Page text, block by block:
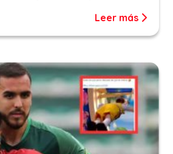
Leer más